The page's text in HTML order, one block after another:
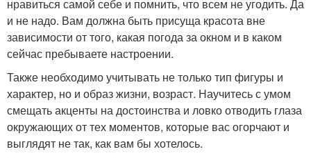
нравиться самой себе и помнить, что всем не угодить. Да
и не надо. Вам должна быть присуща красота вне
зависимости от того, какая погода за окном и в каком
сейчас пребываете настроении.
Также необходимо учитывать не только тип фигуры и
характер, но и образ жизни, возраст. Научитесь с умом
смещать акценты на достоинства и ловко отводить глаза
окружающих от тех моментов, которые вас огорчают и
выглядят не так, как вам бы хотелось.